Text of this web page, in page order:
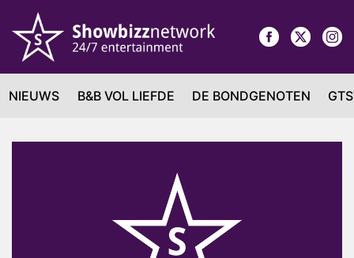
NIEUWS B&B VOL LIEFDE DE BONDGENOTEN